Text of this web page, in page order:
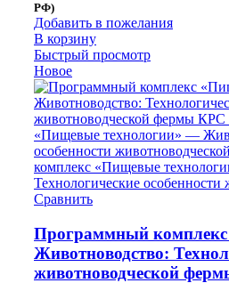
РФ)
Добавить в пожелания
В корзину
Быстрый просмотр
Новое
Сравнить
Программный
Животноводство:
животноводческой